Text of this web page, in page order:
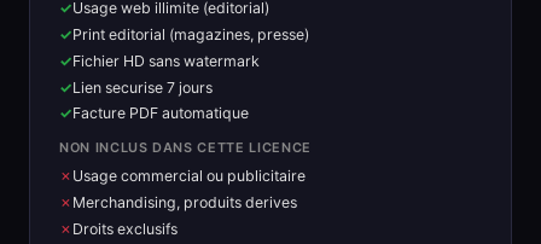
Usage web illimite (editorial)
Print editorial (magazines, presse)
Fichier HD sans watermark
Lien securise 7 jours
Facture PDF automatique
NON INCLUS DANS CETTE LICENCE
Usage commercial ou publicitaire
Merchandising, produits derives
Droits exclusifs